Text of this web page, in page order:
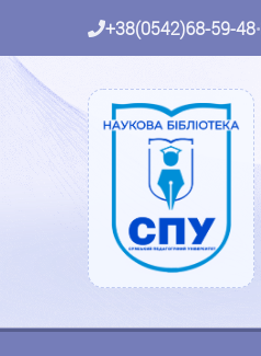
+38(0542)68-59-48•